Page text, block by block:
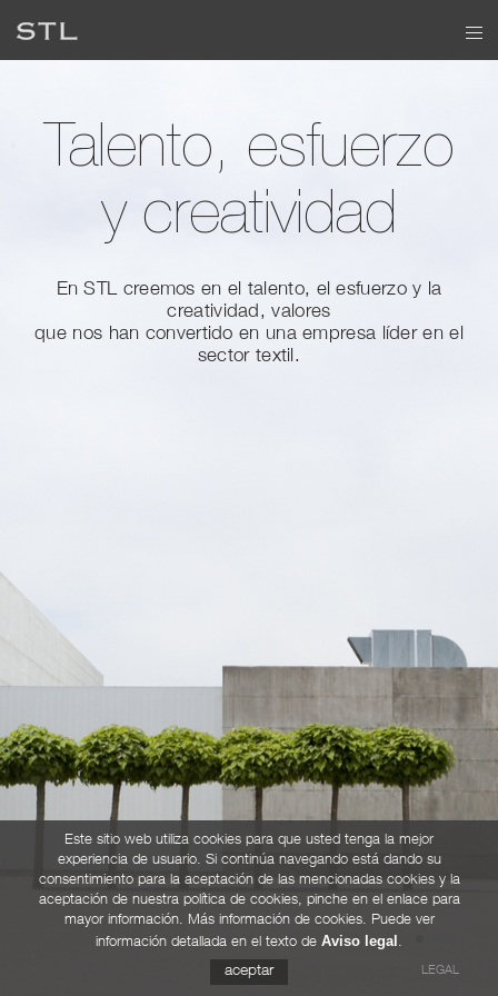
Talento, esfuerzo
y creatividad
En STL creemos en el talento, el esfuerzo y la
creatividad, valores
que nos han convertido en una empresa líder en el
sector textil.
LEGAL
Este sitio web utiliza cookies para que usted tenga la mejor
experiencia de usuario. Si continúa navegando está dando su
consentimiento para la aceptación de las mencionadas cookies y la
aceptación de nuestra política de cookies, pinche en el enlace para
mayor información. Más información de cookies. Puede ver
información detallada en el texto de Aviso legal .